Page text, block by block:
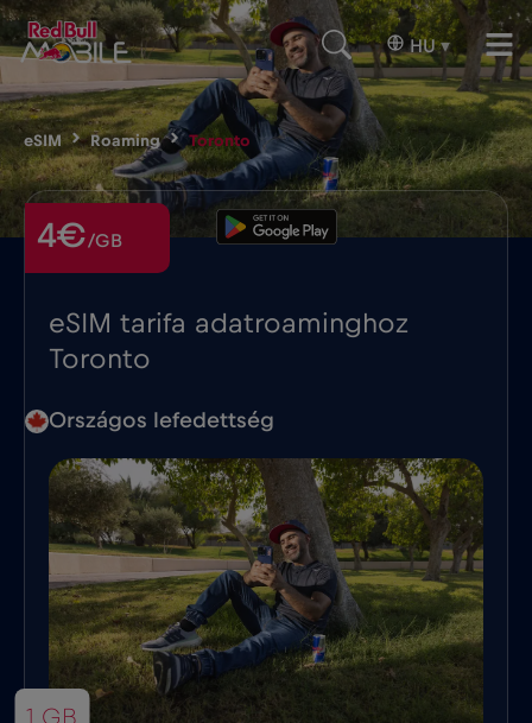
HU ▾
eSIM Roaming Toronto
eSIM tarifa adatroaminghoz
Toronto
4€/GB
Országos lefedettség
1 GB